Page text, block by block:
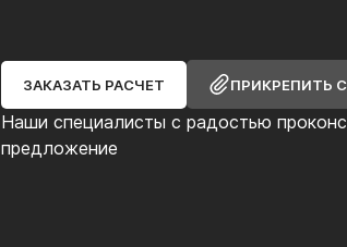
Наши специалисты с радостью
предложение
ЗАКАЗАТЬ РАСЧЕТ ПРИКРЕПИТЬ